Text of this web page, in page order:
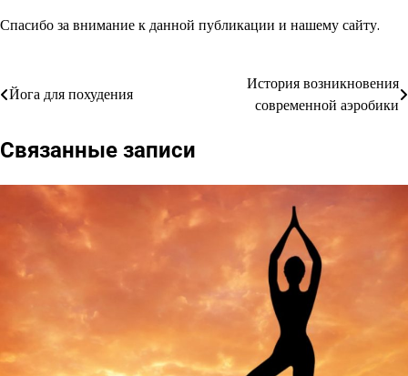
Спасибо за внимание к данной публикации и нашему сайту.
Навигация
записям
Йога для похудения
История возникновения
современной аэробики
Связанные записи